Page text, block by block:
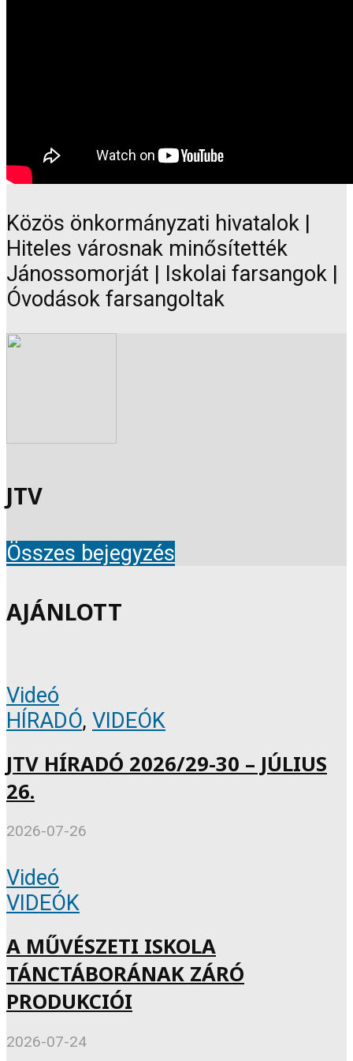
Közös önkormányzati hivatalok |
Hiteles városnak minősítették
Jánossomorját | Iskolai farsangok |
Óvodások farsangoltak
JTV
Összes bejegyzés
AJÁNLOTT
Videó
HÍRADÓ, VIDEÓK
JTV HÍRADÓ 2026/29-30 – JÚLIUS
26.
2026-07-26
Videó
VIDEÓK
A MŰVÉSZETI ISKOLA
TÁNCTÁBORÁNAK ZÁRÓ
PRODUKCIÓI
2026-07-24